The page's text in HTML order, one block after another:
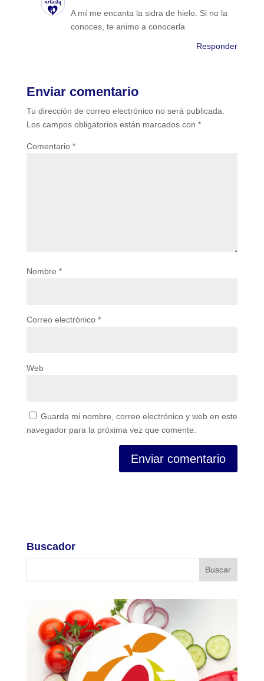
A mí me encanta la sidra de hielo. Si no la
conoces, te animo a conocerla
Responder
Enviar comentario
Tu dirección de correo electrónico no será publicada.
Los campos obligatorios están marcados con *
Comentario *
Nombre *
Correo electrónico *
Web
Guarda mi nombre, correo electrónico y web en este
navegador para la próxima vez que comente.
Buscador